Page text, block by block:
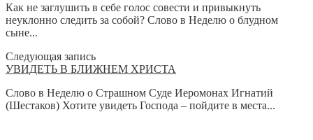
Как не заглушить в себе голос совести и привыкнуть
неуклонно следить за собой? Слово в Неделю о блудном
сыне...
Следующая запись
УВИДЕТЬ В БЛИЖНЕМ ХРИСТА
Слово в Неделю о Страшном Суде Иеромонах Игнатий
(Шестаков) Хотите увидеть Господа – пойдите в места...